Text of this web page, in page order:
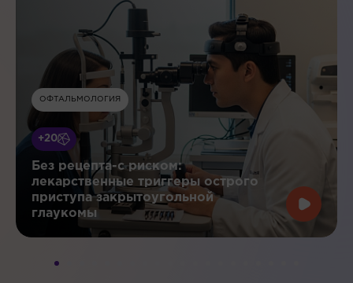
ОФТАЛЬМОЛОГИЯ
+20
Без рецепта-с риском:
лекарственные триггеры острого
приступа закрытоугольной
глаукомы